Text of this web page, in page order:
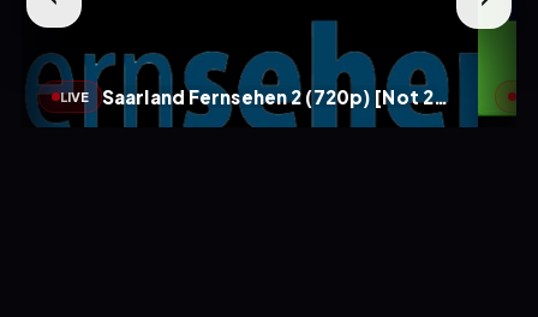
LIVE Saarland Fernsehen 2 (720p) [Not 24/7]